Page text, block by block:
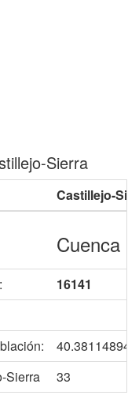
Sierra
Castillejo-
Cuenca
16141
Sierra
33